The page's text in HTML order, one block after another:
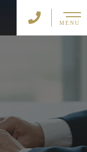
MENU